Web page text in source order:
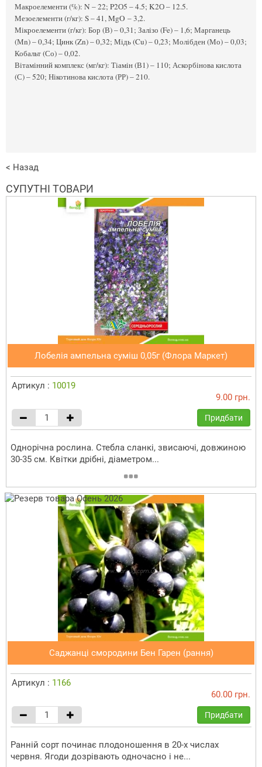
Макроелементи (%): N – 22; P2О5 – 4.5; K2О – 12.5.
Мезоелементи (г/кг): S – 41, MgO – 3,2.
Мікроелементи (г/кг): Бор (В) – 0,31; Залізо (Fe) – 1,6; Марганець
(Мn) – 0,34; Цинк (Zn) – 0,32; Мідь (Cu) – 0,23; Молібден (Мо) – 0,03;
Кобальт (Со) – 0,02.
Вітамінний комплекс (мг/кг): Тіамін (В1) – 110; Аскорбінова кислота
(С) – 520; Нікотинова кислота (РР) – 210.
< Назад
СУПУТНІ ТОВАРИ
Лобелія ампельна суміш 0,05г (Флора Маркет)
Артикул : 10019
9.00 грн.
Придбати
Однорічна рослина. Стебла сланкі, звисаючі, довжиною
30-35 см. Квітки дрібні, діаметром...
Саджанці смородини Бен Гарен (рання)
Артикул : 1166
60.00 грн.
Придбати
Ранній сорт починає плодоношення в 20-х числах
червня. Ягоди дозрівають одночасно і не...